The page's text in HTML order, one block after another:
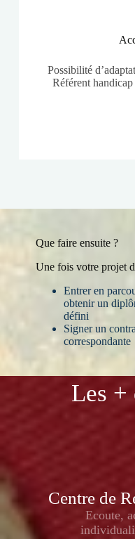
Possibilité
Référent
Que faire ensuite ?
Une fois votre projet
Entrer en
obtenir un
défini
Signer un
correspondante
Les +
Centre de
Ecoute,